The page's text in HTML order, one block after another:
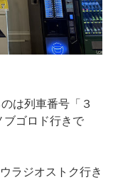
は列車番号「３
ブゴロド行きで
ラジオストク行き